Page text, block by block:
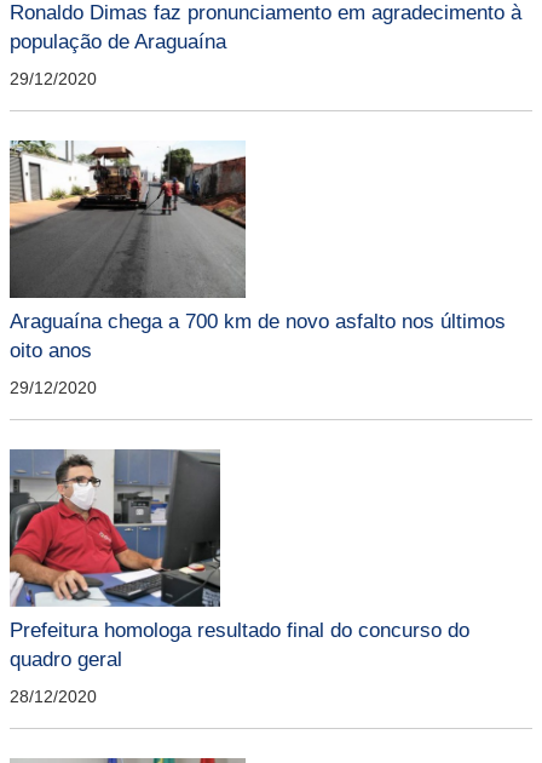
Ronaldo Dimas faz pronunciamento em agradecimento à
população de Araguaína
29/12/2020
Araguaína chega a 700 km de novo asfalto nos últimos
oito anos
29/12/2020
Prefeitura homologa resultado final do concurso do
quadro geral
28/12/2020